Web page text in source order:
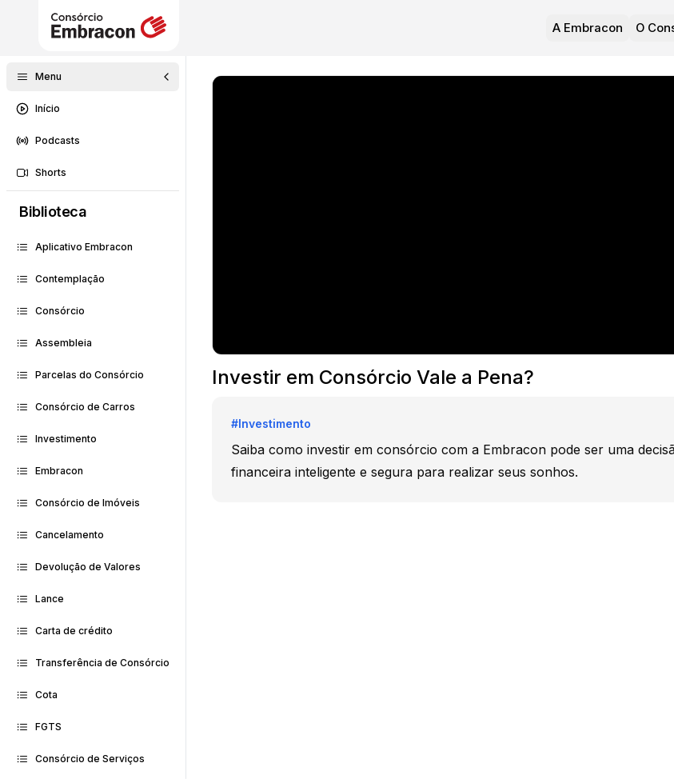
A Embracon O
Menu
Início
Podcasts
Shorts
Biblioteca
Aplicativo Embracon
Contemplação
Consórcio
Assembleia
Parcelas do Consórcio
Consórcio de Carros
Investimento
Embracon
Consórcio de Imóveis
Cancelamento
Devolução de Valores
Lance
Carta de crédito
Transferência de Consórcio
Cota
FGTS
Consórcio de Serviços
Investir em Consórcio Vale a Pena?
#Investimento
Saiba como investir em consórcio com a Embracon pode ser uma
financeira inteligente e segura para realizar seus sonhos.